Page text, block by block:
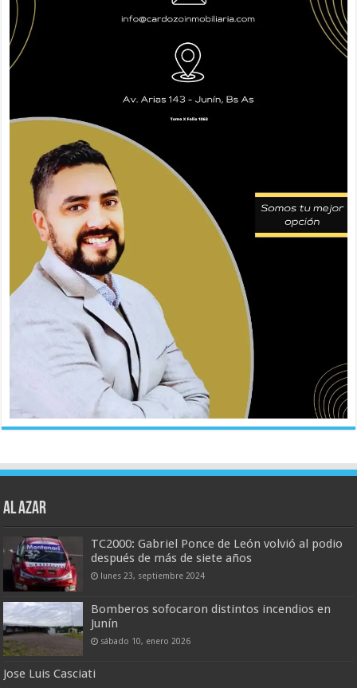
AL AZAR
TC2000: Gabriel Ponce de León volvió al podio
después de más de siete años
lunes 23, septiembre 2024
Bomberos sofocaron distintos incendios en
Junín
sábado 10, enero 2026
Jose Luis Casciati